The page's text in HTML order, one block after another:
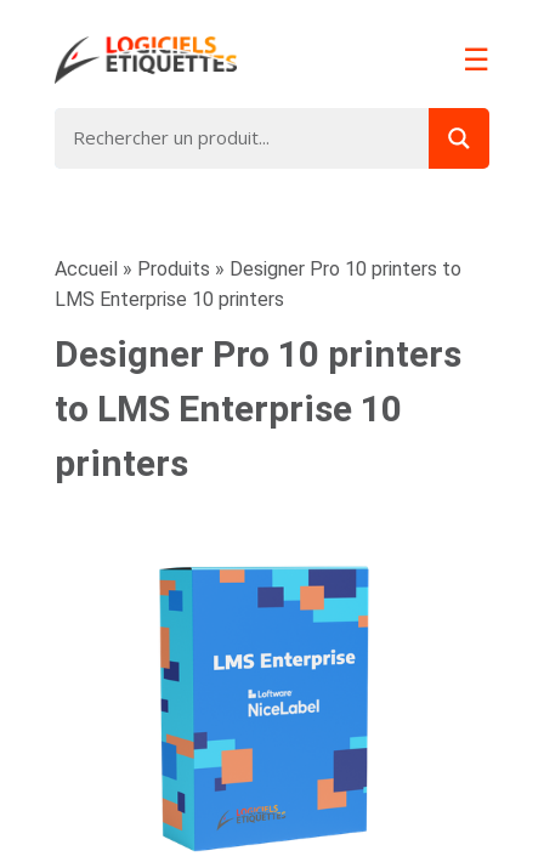
☰
Accueil » Produits » Designer Pro 10 printers to
LMS Enterprise 10 printers
Designer Pro 10 printers
to LMS Enterprise 10
printers